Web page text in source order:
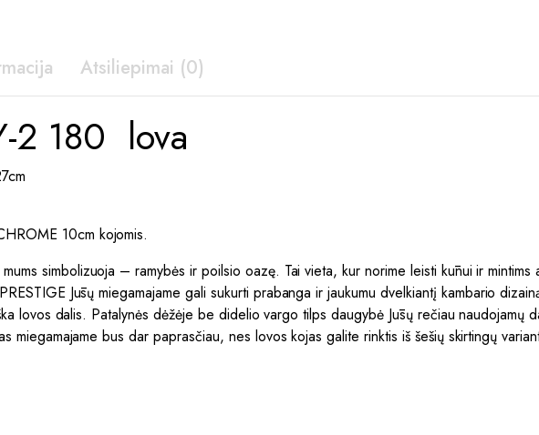
Atsiliepimai (0)
2 180 lova
10cm kojomis.
simbolizuoja – ramybės ir poilsio oazę. Tai vieta, kur norime leisti kūnui ir
Jūsų miegamajame gali sukurti prabanga ir jaukumu dvelkiantį kambario
lovos dalis. Patalynės dėžėje be didelio vargo tilps daugybė Jūsų rečiau naudojamų
miegamajame bus dar paprasčiau, nes lovos kojas galite rinktis iš šešių skirtingų